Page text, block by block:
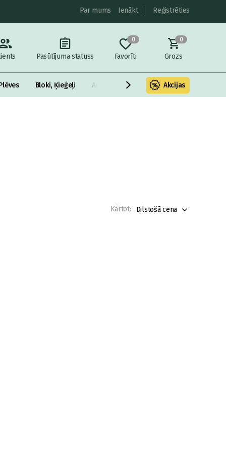
Par mums Ienākt Reģistrēties
Pasūtījuma statuss
0
Favorīti
0
Grozs
Bloki, Ķieģeļi Armatūra un metāls Fasādes
Akcijas
Kārtot: Dilstošā cena